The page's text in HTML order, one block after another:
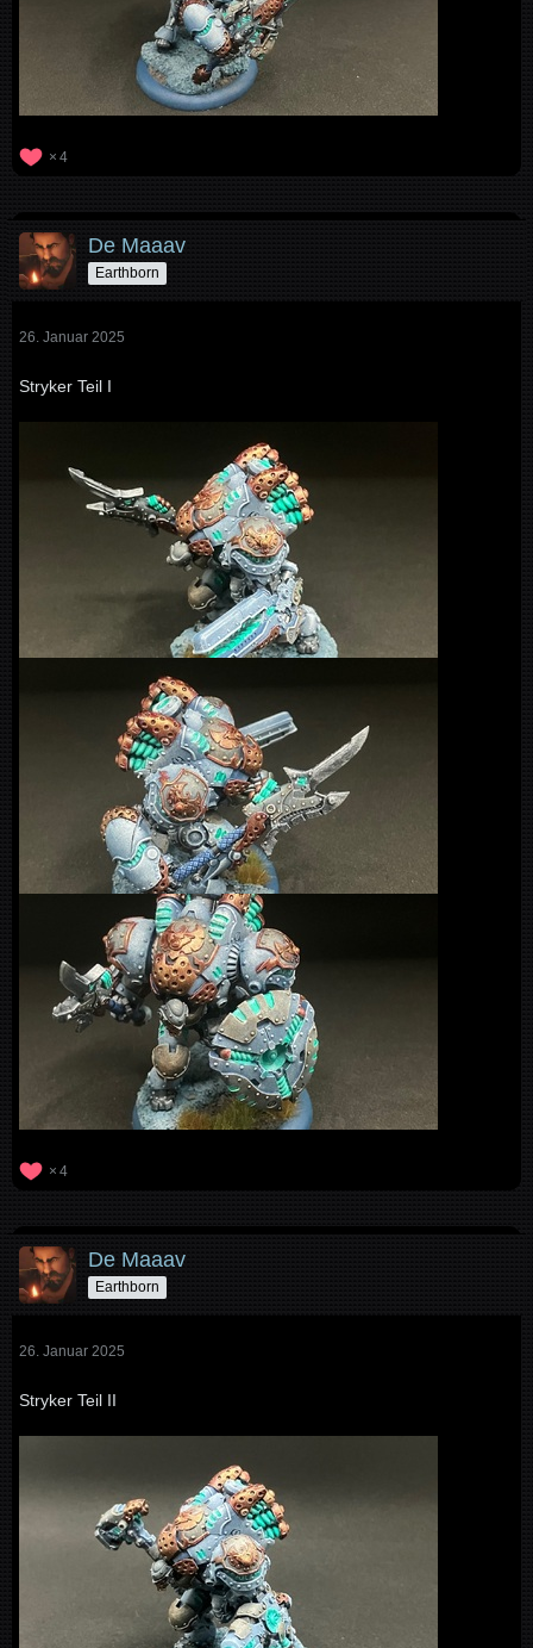
4
De Maaav
Earthborn
26. Januar 2025
Stryker Teil I
4
De Maaav
Earthborn
26. Januar 2025
Stryker Teil II